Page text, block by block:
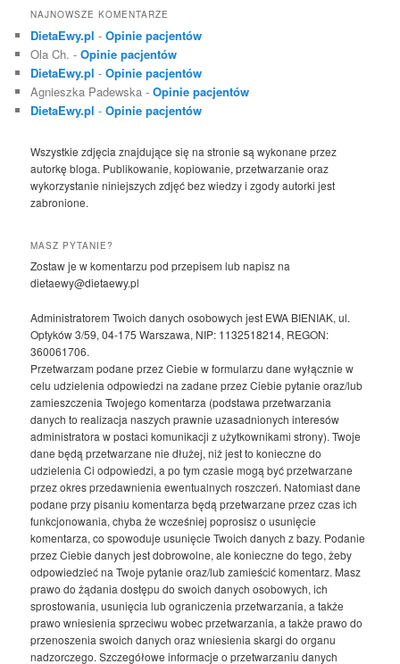
NAJNOWSZE KOMENTARZE
DietaEwy.pl -Opinie pacjentów
Ola Ch. -Opinie pacjentów
DietaEwy.pl -Opinie pacjentów
Agnieszka Padewska -Opinie pacjentów
DietaEwy.pl -Opinie pacjentów
Wszystkie zdjęcia znajdujące się na stronie są wykonane przez
autorkę bloga. Publikowanie, kopiowanie, przetwarzanie oraz
wykorzystanie niniejszych zdjęć bez wiedzy i zgody autorki jest
zabronione.
MASZ PYTANIE?
Zostaw je w komentarzu pod przepisem lub napisz na
dietaewy@dietaewy.pl
Administratorem Twoich danych osobowych jest EWA BIENIAK, ul.
Optyków 3/59, 04-175 Warszawa, NIP: 1132518214, REGON:
360061706.
Przetwarzam podane przez Ciebie w formularzu dane wyłącznie w
celu udzielenia odpowiedzi na zadane przez Ciebie pytanie oraz/lub
zamieszczenia Twojego komentarza (podstawa przetwarzania
danych to realizacja naszych prawnie uzasadnionych interesów
administratora w postaci komunikacji z użytkownikami strony). Twoje
dane będą przetwarzane nie dłużej, niż jest to konieczne do
udzielenia Ci odpowiedzi, a po tym czasie mogą być przetwarzane
przez okres przedawnienia ewentualnych roszczeń. Natomiast dane
podane przy pisaniu komentarza będą przetwarzane przez czas ich
funkcjonowania, chyba że wcześniej poprosisz o usunięcie
komentarza, co spowoduje usunięcie Twoich danych z bazy. Podanie
przez Ciebie danych jest dobrowolne, ale konieczne do tego, żeby
odpowiedzieć na Twoje pytanie oraz/lub zamieścić komentarz. Masz
prawo do żądania dostępu do swoich danych osobowych, ich
sprostowania, usunięcia lub ograniczenia przetwarzania, a także
prawo wniesienia sprzeciwu wobec przetwarzania, a także prawo do
przenoszenia swoich danych oraz wniesienia skargi do organu
nadzorczego. Szczegółowe informacje o przetwarzaniu danych